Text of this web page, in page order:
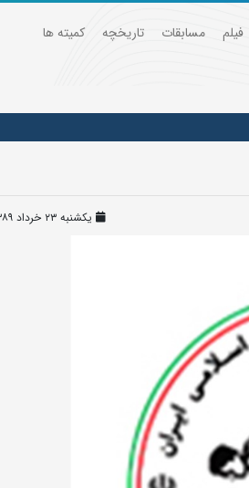
فیلم مسابقات تاریخچه
کمیته ها
یکشنبه ۲۳ خرداد ۱۳۸۹